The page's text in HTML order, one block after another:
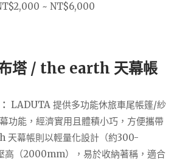
~ NT$6,000
塔 / the earth 天幕帳
LADUTA 提供多功能休旅車尾帳篷/紗
功能，經濟實用且體積小巧，方便攜帶
天幕帳則以輕量化設計（約300-
高（2000mm），易於收納著稱，適合